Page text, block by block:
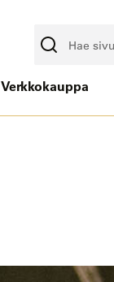
Verkkokauppa